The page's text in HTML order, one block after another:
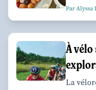
Par Alyssa
À
La